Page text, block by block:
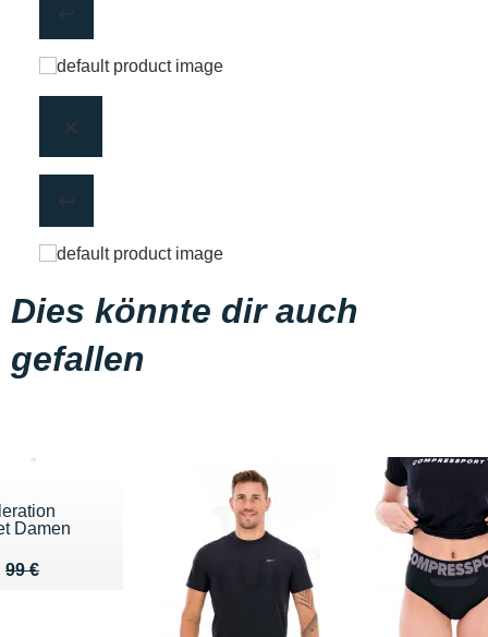
Dies könnte dir auch
gefallen
Damen
99 €
de 99 €
48 €